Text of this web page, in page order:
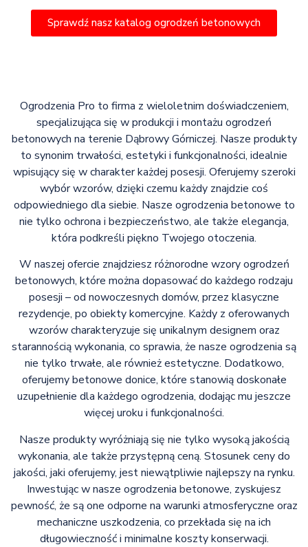
Sprawdź nasz katalog ogrodzeń betonowych
Ogrodzenia Pro to firma z wieloletnim doświadczeniem,
specjalizująca się w produkcji i montażu ogrodzeń
betonowych na terenie Dąbrowy Górniczej. Nasze produkty
to synonim trwałości, estetyki i funkcjonalności, idealnie
wpisujący się w charakter każdej posesji. Oferujemy szeroki
wybór wzorów, dzięki czemu każdy znajdzie coś
odpowiedniego dla siebie. Nasze ogrodzenia betonowe to
nie tylko ochrona i bezpieczeństwo, ale także elegancja,
która podkreśli piękno Twojego otoczenia.
W naszej ofercie znajdziesz różnorodne wzory ogrodzeń
betonowych, które można dopasować do każdego rodzaju
posesji – od nowoczesnych domów, przez klasyczne
rezydencje, po obiekty komercyjne. Każdy z oferowanych
wzorów charakteryzuje się unikalnym designem oraz
starannością wykonania, co sprawia, że nasze ogrodzenia są
nie tylko trwałe, ale również estetyczne. Dodatkowo,
oferujemy betonowe donice, które stanowią doskonałe
uzupełnienie dla każdego ogrodzenia, dodając mu jeszcze
więcej uroku i funkcjonalności.
Nasze produkty wyróżniają się nie tylko wysoką jakością
wykonania, ale także przystępną ceną. Stosunek ceny do
jakości, jaki oferujemy, jest niewątpliwie najlepszy na rynku.
Inwestując w nasze ogrodzenia betonowe, zyskujesz
pewność, że są one odporne na warunki atmosferyczne oraz
mechaniczne uszkodzenia, co przekłada się na ich
długowieczność i minimalne koszty konserwacji.